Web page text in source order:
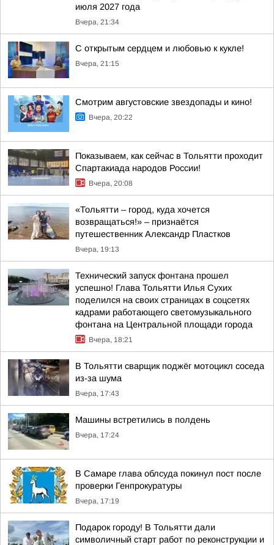
июля 2027 года
Вчера, 21:34
С открытым сердцем и любовью к кукле!
Вчера, 21:15
Смотрим августовские звездопады и кино!
Вчера, 20:22
Показываем, как сейчас в Тольятти проходит
Спартакиада народов России!
Вчера, 20:08
«Тольятти – город, куда хочется
возвращаться!» – признаётся
путешественник Александр Пластков
Вчера, 19:13
Технический запуск фонтана прошел
успешно! Глава Тольятти Илья Сухих
поделился на своих страницах в соцсетях
кадрами работающего светомузыкального
фонтана на Центральной площади города
Вчера, 18:21
В Тольятти сварщик поджёг мотоцикл соседа
из-за шума
Вчера, 17:43
Машины встретились в полдень
Вчера, 17:24
В Самаре глава облсуда покинул пост после
проверки Генпрокуратуры
Вчера, 17:19
Подарок городу! В Тольятти дали
символичный старт работ по реконструкции и